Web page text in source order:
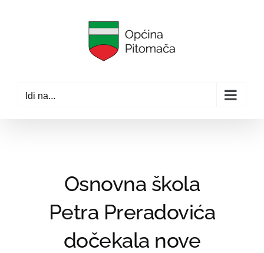
Idi na...
Osnovna škola
Petra Preradovića
dočekala nove